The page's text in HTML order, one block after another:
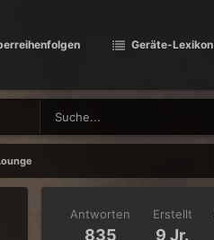
Geräte-Lexikon
Antworten
835
Erstellt
9 Jr.